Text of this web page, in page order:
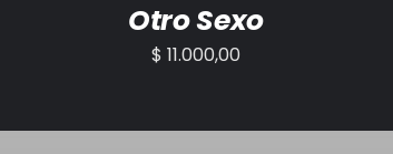
Otro Sexo
$ 11.000,00